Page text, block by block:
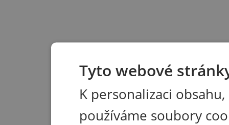
Tyto webové
K personalizaci
používáme soubory